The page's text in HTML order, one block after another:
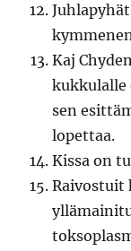
Kaj
kukkulalle
sen
lopettaa.
Kissa on
Raivostuit